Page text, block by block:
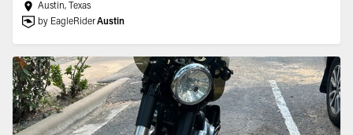
Austin, Texas
by EagleRiderAustin